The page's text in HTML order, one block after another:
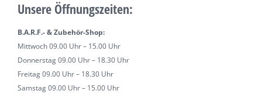
Unsere Öffnungszeiten:
B.A.R.F.- & Zubehör-Shop:
Mittwoch 09.00 Uhr – 15.00 Uhr
Donnerstag 09.00 Uhr – 18.30 Uhr
Freitag 09.00 Uhr – 18.30 Uhr
Samstag 09.00 Uhr – 15.00 Uhr